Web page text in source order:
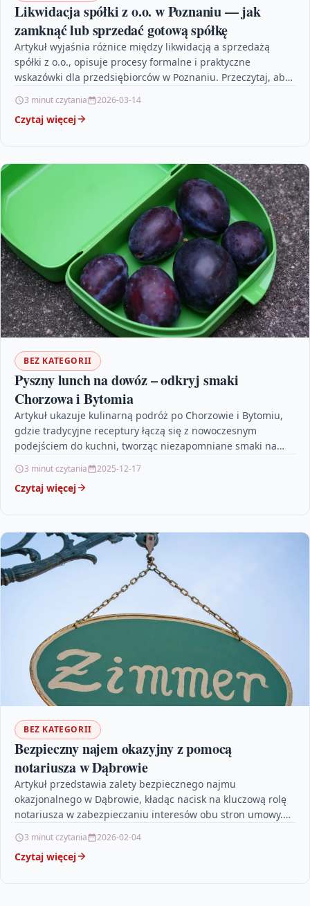
Likwidacja spółki z o.o. w Poznaniu — jak
zamknąć lub sprzedać gotową spółkę
Artykuł wyjaśnia różnice między likwidacją a sprzedażą
spółki z o.o., opisuje procesy formalne i praktyczne
wskazówki dla przedsiębiorców w Poznaniu. Przeczytaj, aby
3 minut czytania 2026-03-14
Czytaj więcej
BEZ KATEGORII
Pyszny lunch na dowóz – odkryj smaki
Chorzowa i Bytomia
Artykuł ukazuje kulinarną podróż po Chorzowie i Bytomiu,
gdzie tradycyjne receptury łączą się z nowoczesnym
podejściem do kuchni, tworząc niezapomniane smaki na
3 minut czytania 2025-12-17
Czytaj więcej
BEZ KATEGORII
Bezpieczny najem okazyjny z pomocą
notariusza w Dąbrowie
Artykuł przedstawia zalety bezpiecznego najmu
okazjonalnego w Dąbrowie, kładąc nacisk na kluczową rolę
notariusza w zabezpieczaniu interesów obu stron umowy.
3 minut czytania 2026-02-04
Czytaj więcej